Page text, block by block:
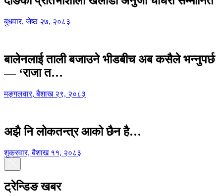
बुधवार, जेष्ठ २७, २०८३
बालेनलाई ताली बजाउने भीडबीच अब कसैले भन्नुपर्छ
— ‘राजा त…
मङ्गलवार, बैशाख २९, २०८३
अझै नि लोकतन्त्र आको छैन है…
शुक्रवार, बैशाख ११, २०८३
ट्रेन्डिङ खबर